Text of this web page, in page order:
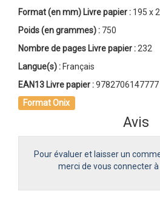
Format (en mm) Livre papier : 195 x
Poids (en grammes) : 750
Nombre de pages Livre papier : 232
Langue(s) : Français
EAN13 Livre papier :9782706147777
Format Onix
Avis
Pour évaluer et laisser un
merci de vous connecter